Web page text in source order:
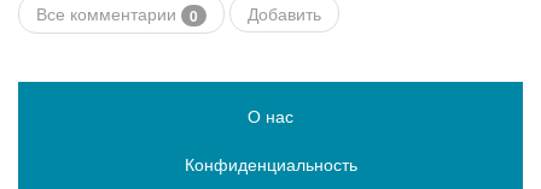
Все комментарии 0 Добавить
О нас
Конфиденциальность